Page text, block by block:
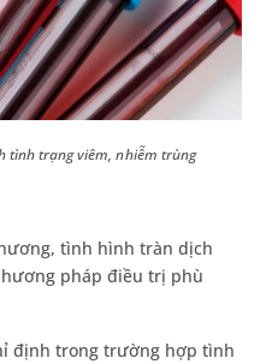
tình trạng viêm, nhiễm trùng
tình hình tràn dịch
pháp điều trị phù
định trong trường hợp tình